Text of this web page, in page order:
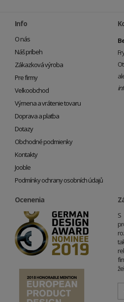
Info
O nás
Náš príbeh
Zákazková výroba
Pre firmy
Veľkoobchod
Výmena a vrátenie tovaru
Doprava a platba
Dotazy
Obchodné podmienky
Kontakty
Jooble
Podmínky ochrany osobních údajů
Ocenenia